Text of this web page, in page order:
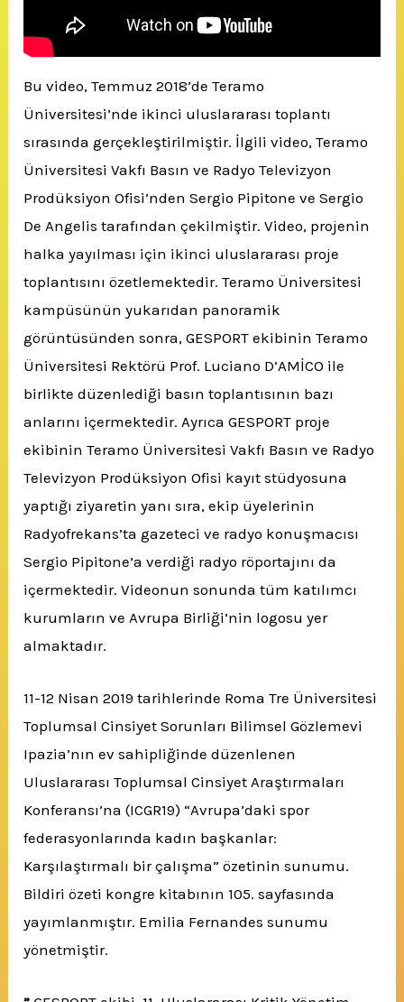
Bu video, Temmuz 2018’de Teramo
Üniversitesi’nde ikinci uluslararası toplantı
sırasında gerçekleştirilmiştir. İlgili video, Teramo
Üniversitesi Vakfı Basın ve Radyo Televizyon
Prodüksiyon Ofisi’nden Sergio Pipitone ve Sergio
De Angelis tarafından çekilmiştir. Video, projenin
halka yayılması için ikinci uluslararası proje
toplantısını özetlemektedir. Teramo Üniversitesi
kampüsünün yukarıdan panoramik
görüntüsünden sonra, GESPORT ekibinin Teramo
Üniversitesi Rektörü Prof. Luciano D’AMİCO ile
birlikte düzenlediği basın toplantısının bazı
anlarını içermektedir. Ayrıca GESPORT proje
ekibinin Teramo Üniversitesi Vakfı Basın ve Radyo
Televizyon Prodüksiyon Ofisi kayıt stüdyosuna
yaptığı ziyaretin yanı sıra, ekip üyelerinin
Radyofrekans’ta gazeteci ve radyo konuşmacısı
Sergio Pipitone’a verdiği radyo röportajını da
içermektedir. Videonun sonunda tüm katılımcı
kurumların ve Avrupa Birliği’nin logosu yer
almaktadır.
11-12 Nisan 2019 tarihlerinde Roma Tre Üniversitesi
Toplumsal Cinsiyet Sorunları Bilimsel Gözlemevi
Ipazia’nın ev sahipliğinde düzenlenen
Uluslararası Toplumsal Cinsiyet Araştırmaları
Konferansı’na (ICGR19) “Avrupa’daki spor
federasyonlarında kadın başkanlar:
Karşılaştırmalı bir çalışma” özetinin sunumu.
Bildiri özeti kongre kitabının 105. sayfasında
yayımlanmıştır. Emilia Fernandes sunumu
yönetmiştir.